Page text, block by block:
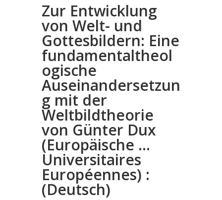
Zur Entwicklung
von Welt- und
Gottesbildern: Eine
fundamentaltheol
ogische
Auseinandersetzun
g mit der
Weltbildtheorie
von Günter Dux
(Europäische …
Universitaires
Européennes) :
(Deutsch)